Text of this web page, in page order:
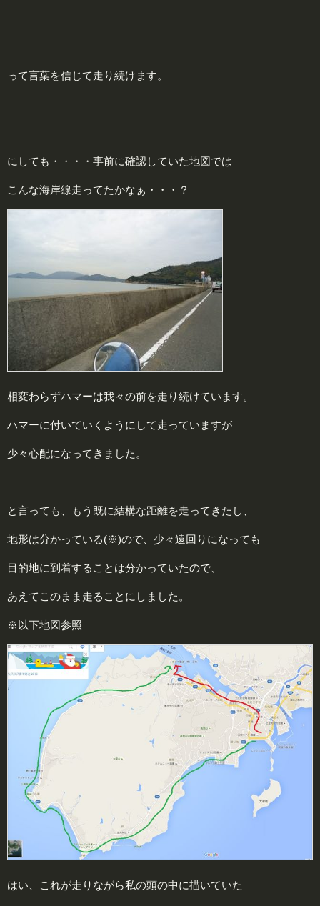
って言葉を信じて走り続けます。
にしても・・・・事前に確認していた地図では
こんな海岸線走ってたかなぁ・・・？
相変わらずハマーは我々の前を走り続けています。
ハマーに付いていくようにして走っていますが
少々心配になってきました。
と言っても、もう既に結構な距離を走ってきたし、
地形は分かっている(※)ので、少々遠回りになっても
目的地に到着することは分かっていたので、
あえてこのまま走ることにしました。
※以下地図参照
はい、これが走りながら私の頭の中に描いていた